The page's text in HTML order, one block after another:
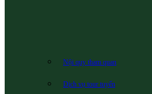
Nội quy tham quan
Dịch vụ tour tuyến